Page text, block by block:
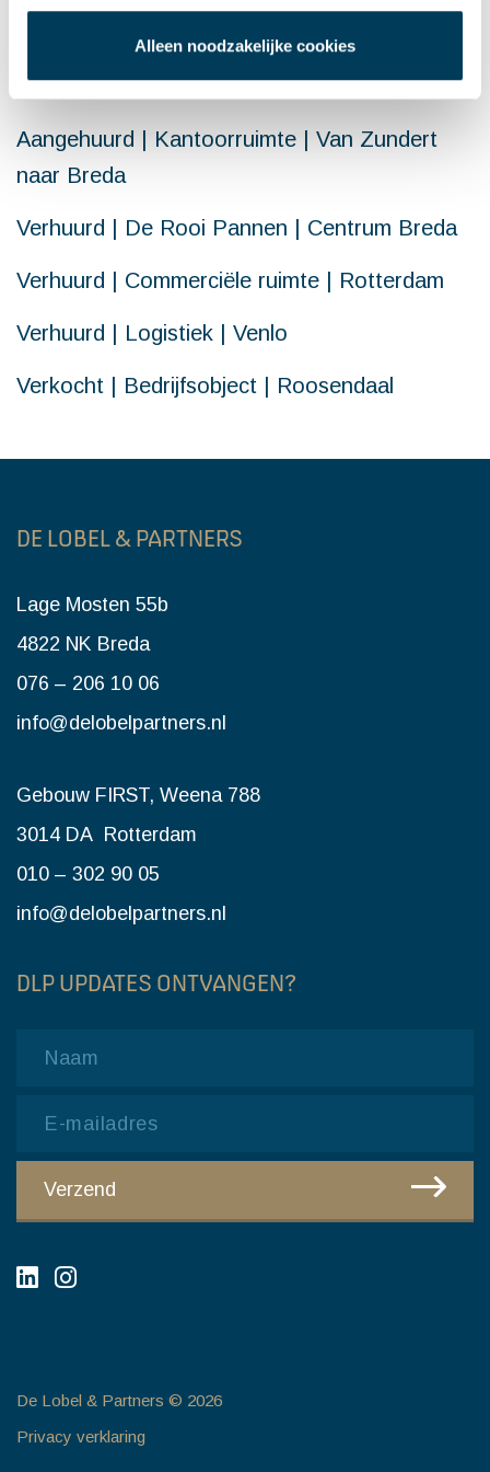
Alleen noodzakelijke cookies
LAATSTE NIEUWS
Aangehuurd | Kantoorruimte | Van Zundert
naar Breda
Verhuurd | De Rooi Pannen | Centrum Breda
Verhuurd | Commerciële ruimte | Rotterdam
Verhuurd | Logistiek | Venlo
Verkocht | Bedrijfsobject | Roosendaal
DE LOBEL & PARTNERS
Lage Mosten 55b
4822 NK Breda
076 – 206 10 06
info@delobelpartners.nl
Gebouw FIRST, Weena 788
3014 DA Rotterdam
010 – 302 90 05
info@delobelpartners.nl
DLP UPDATES ONTVANGEN?
Verzend
De Lobel & Partners © 2026
Privacy verklaring